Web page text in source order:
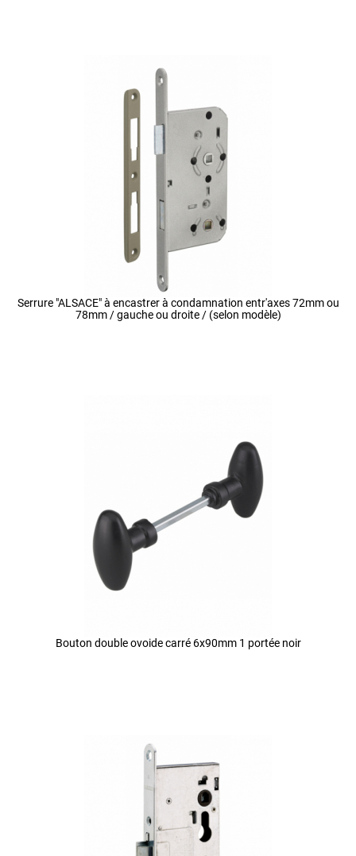
Serrure "ALSACE" à encastrer à condamnation entr'axes 72mm ou
78mm / gauche ou droite / (selon modèle)
Bouton double ovoide carré 6x90mm 1 portée noir